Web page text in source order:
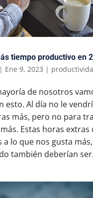
tiempo productivo en
| Ene 9, 2023 |
de nosotros
esto. Al día no le
más, pero no para
Estas horas extras
a lo que nos gusta
también deberían